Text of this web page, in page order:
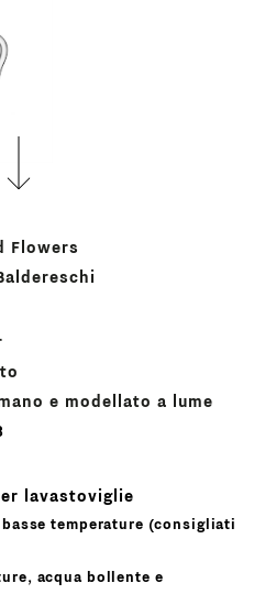
Flowers
e modellato a lume
lavastoviglie
temperature (consigliati
acqua bollente e